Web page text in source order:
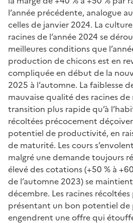
l’année précédente, analogue
celles de janvier 2024. La
racines de l’année 2024 se
meilleures conditions que
production de chicons est en
compliquée en début de la
2025 à l’automne. La faiblesse
mauvaise qualité des racines
transition plus rapide qu’à
récoltées précocement
potentiel de productivité, en
de maturité. Les cours
malgré une demande toujours
élevé des cotations (+50 % à
de l’automne 2023) se
décembre. Les racines
présentant un bon potentiel
engendrent une offre qui